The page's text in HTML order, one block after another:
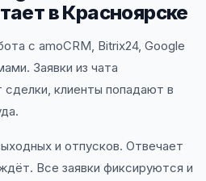
в Красноярске
с amoCRM, Bitrix24, Google
Заявки из чата
клиенты попадают в
и отпусков. Отвечает
Все заявки фиксируются и